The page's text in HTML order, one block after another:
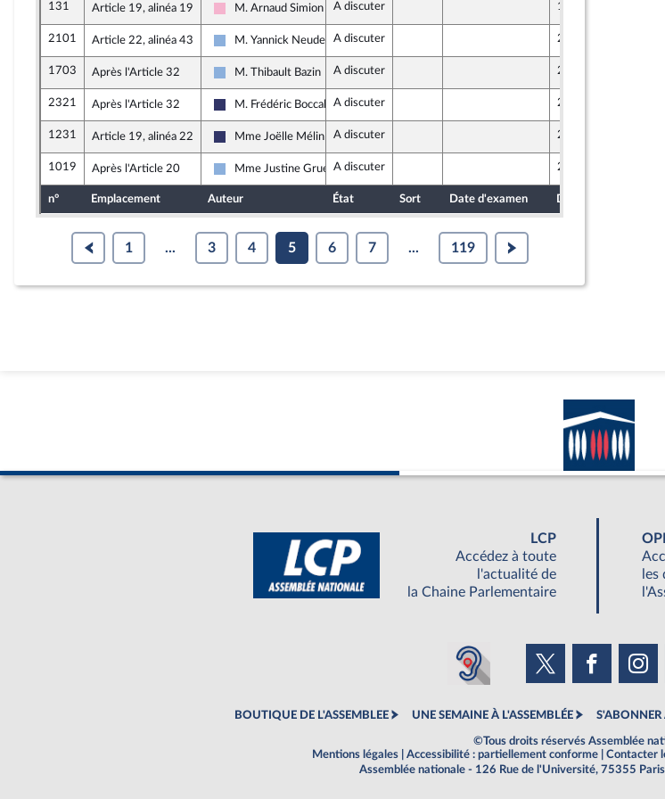
131 Article 19, alinéa 19
Socialistes et apparentés
M. Arnaud Simion A discuter 13 octobre 2024
2101 Article 22, alinéa 43
Droite Républicaine
M. Yannick Neuder A discuter 25 octobre 2024
1703 Après l'Article 32
Droite Républicaine
M. Thibault Bazin A discuter 25 octobre 2024
2321 Après l'Article 32
Rassemblement National
M. Frédéric BoccalettiA discuter 25 octobre 2024
1231 Article 19, alinéa 22
Rassemblement National
Mme Joëlle Mélin A discuter 24 octobre 2024
1019 Après l'Article 20
Droite Républicaine
Mme Justine Gruet A discuter 24 octobre 2024
n° Emplacement Auteur État Sort Date d'examen Date de dépôt
1 ... 3 4 5 6 7 ... 119
LCP
Accédez à toute
l'actualité de
la Chaine Parlementaire
les
BOUTIQUE DE L'ASSEMBLEE UNE SEMAINE À L'ASSEMBLÉE S'ABONNER
©Tous droits réservés Assemblée
Mentions légales
Accessibilité : partiellement conforme Contacter
Assemblée nationale - 126 Rue de l'Université, 75355